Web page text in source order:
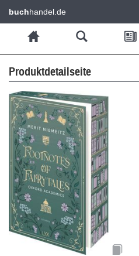
buchhandel.de
Produktdetailseite